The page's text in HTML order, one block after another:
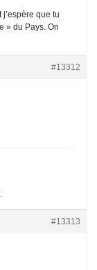
que tu
» du Pays. On
#13312
#13313